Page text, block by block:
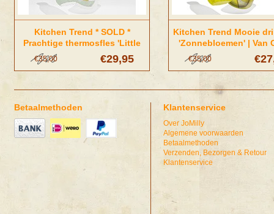
Kitchen Trend * SOLD *
Prachtige thermosfles 'Little
Birds' | Pip studio Amsterdam
€29,95
€35,00
Kitchen Trend Mooie
'Zonnebloemen' | Van
€35,00
Betaalmethoden Klantenservice
Over JoMilly
Algemene voorwaarden
Betaalmethoden
Verzenden, Bezorgen & Retour
Klantenservice